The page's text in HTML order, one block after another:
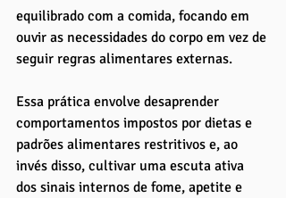
equilibrado com a comida, focando em
ouvir as necessidades do corpo em vez de
seguir regras alimentares externas.
Essa prática envolve desaprender
comportamentos impostos por dietas e
padrões alimentares restritivos e, ao
invés disso, cultivar uma escuta ativa
dos sinais internos de fome, apetite e